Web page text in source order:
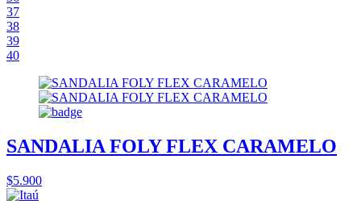
37
38
39
40
SANDALIA FOLY FLEX CARAMELO
$5.900